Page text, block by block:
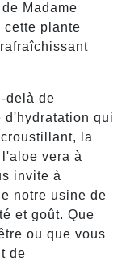
Madame
cette plante
delà de
d'hydratation qui
la
vera à
invite à
notre usine de
et goût. Que
ou que vous
de